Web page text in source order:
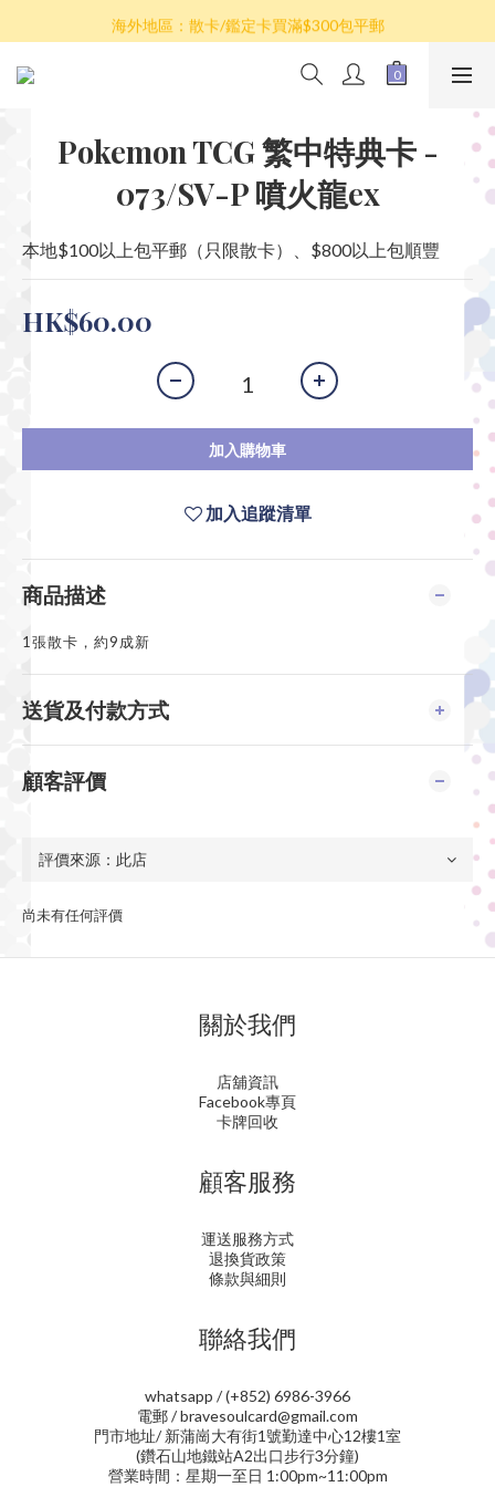
散卡買滿$100包平郵，全部產品買滿$800包順豐(香港境內)
海外地區：散卡/鑑定卡買滿$300包平郵
澳門/台灣/新加坡/馬來西亞/韓國可選擇以順豐到付發貨
Pokemon TCG 繁中特典卡 -
073/SV-P 噴火龍ex
本地$100以上包平郵（只限散卡）、$800以上包順豐
HK$60.00
加入購物車
加入追蹤清單
商品描述
1張散卡，約9成新
送貨及付款方式
顧客評價
尚未有任何評價
關於我們
店舖資訊
Facebook專頁
卡牌回收
顧客服務
運送服務方式
退換貨政策
條款與細則
聯絡我們
whatsapp / (+852) 6986-3966
電郵 / bravesoulcard@gmail.com
門市地址/ 新蒲崗大有街1號勤達中心12樓1室
(鑽石山地鐵站A2出口步行3分鐘)
營業時間：星期一至日 1:00pm~11:00pm